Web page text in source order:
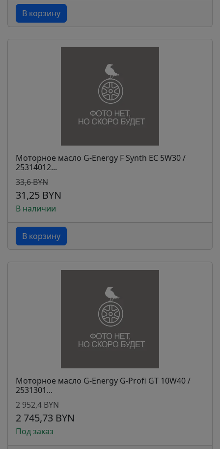
В корзину
Моторное масло G-Energy F Synth EC 5W30 /
25314012...
33,6 BYN
31,25 BYN
В наличии
В корзину
Моторное масло G-Energy G-Profi GT 10W40 /
2531301...
2 952,4 BYN
2 745,73 BYN
Под заказ